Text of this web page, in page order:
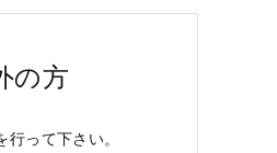
の方
って下さい。